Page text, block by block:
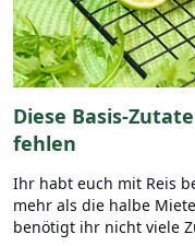
Diese Basis-
fehlen
Ihr habt euch mit Reis
mehr als die halbe
benötigt ihr nicht viele